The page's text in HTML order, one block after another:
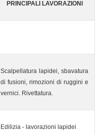
PRINCIPALI LAVORAZIONI
Scalpellatura lapidei, sbavatura
di fusioni, rimozioni di ruggini e
vernici. Rivettatura.
Edilizia - lavorazioni lapidei